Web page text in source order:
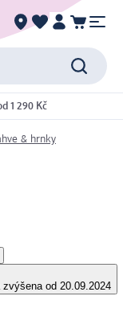
1 290 Kč
& hrnky
zvýšena od 20.09.2024